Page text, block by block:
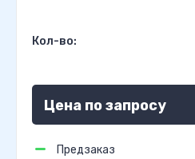
Кол-во:
Цена по запросу
Предзаказ